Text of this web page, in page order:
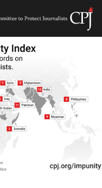
Skip
Committee
Protect
Journalists